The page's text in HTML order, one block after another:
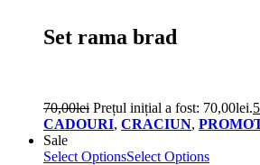
Set rama brad
70,00lei Prețul inițial a fost: 70,00lei.
CADOURI, CRACIUN,
Sale
Select OptionsSelect Options